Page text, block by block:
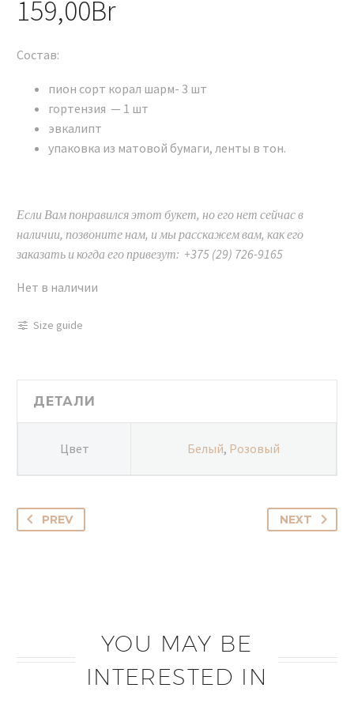
159,00Br
Состав:
пион сорт корал шарм- 3 шт
гортензия — 1 шт
эвкалипт
упаковка из матовой бумаги, ленты в тон.
Если Вам понравился этот букет, но его нет сейчас в
наличии, позвоните нам, и мы расскажем вам, как его
заказать и когда его привезут: +375 (29) 726-9165
Нет в наличии
Size guide
ДЕТАЛИ
Цвет Белый, Розовый
PREV NEXT
YOU MAY BE
INTERESTED IN